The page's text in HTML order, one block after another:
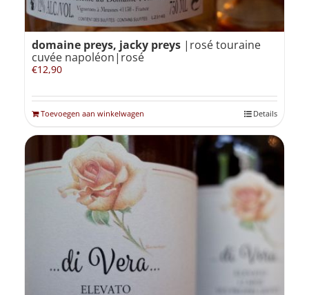
domaine preys, jacky preys |rosé touraine
cuvée napoléon|rosé
€12,90
Toevoegen aan winkelwagen Details